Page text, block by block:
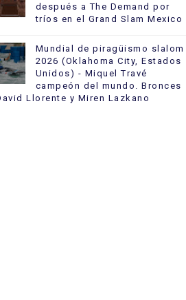
después a The Demand por
tríos en el Grand Slam Mexico
Mundial de piragüismo slalom
2026 (Oklahoma City, Estados
Unidos) - Miquel Travé
campeón del mundo. Bronces
Llorente y Miren Lazkano